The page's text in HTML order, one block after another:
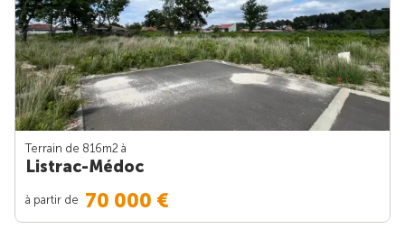
Terrain de 816m2 à
Listrac-Médoc
à partir de 70 000 €